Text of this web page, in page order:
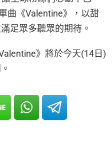
曲《Valentine》，以甜
足眾多聽眾的期待。
》將於今天(14日)